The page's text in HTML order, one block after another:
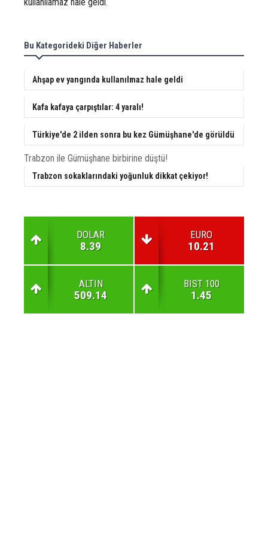
Bu Kategorideki Diğer Haberler
Ahşap ev yangında kullanılmaz hale geldi
Kafa kafaya çarpıştılar: 4 yaralı!
Türkiye'de 2 ilden sonra bu kez Gümüşhane'de görüldü
Trabzon ile Gümüşhane birbirine düştü!
Trabzon sokaklarındaki yoğunluk dikkat çekiyor!
DOLAR
8.39
EURO
10.21
ALTIN
509.14
BIST 100
1.45